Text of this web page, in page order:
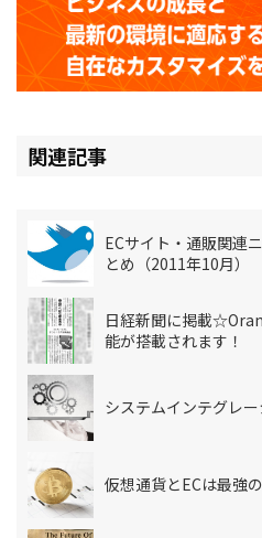
関連記事
ECサイト・通販関連
とめ（2011年10月）
日経新聞に掲載
能が搭載されます！
システムインテグレ
仮想通貨とECは最強